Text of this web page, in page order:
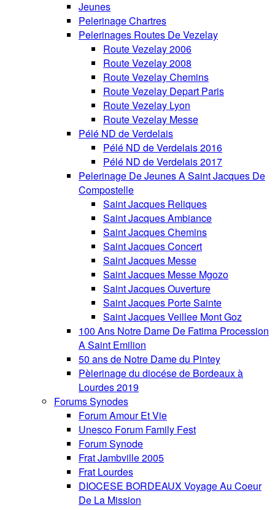
Jeunes
Pelerinage Chartres
Pelerinages Routes De Vezelay
Route Vezelay 2006
Route Vezelay 2008
Route Vezelay Chemins
Route Vezelay Depart Paris
Route Vezelay Lyon
Route Vezelay Messe
Pélé ND de Verdelais
Pélé ND de Verdelais 2016
Pélé ND de Verdelais 2017
Pelerinage De Jeunes A Saint Jacques De
Compostelle
Saint Jacques Reliques
Saint Jacques Ambiance
Saint Jacques Chemins
Saint Jacques Concert
Saint Jacques Messe
Saint Jacques Messe Mgozo
Saint Jacques Ouverture
Saint Jacques Porte Sainte
Saint Jacques Veillee Mont Goz
100 Ans Notre Dame De Fatima Procession
A Saint Emilion
50 ans de Notre Dame du Pintey
Pèlerinage du diocése de Bordeaux à
Lourdes 2019
Forums Synodes
Forum Amour Et Vie
Unesco Forum Family Fest
Forum Synode
Frat Jambville 2005
Frat Lourdes
DIOCESE BORDEAUX Voyage Au Coeur
De La Mission